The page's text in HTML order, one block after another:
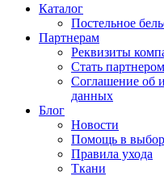
Каталог
Постельное
Партнерам
Реквизиты
Стать партнером
Соглашение об
данных
Блог
Новости
Помощь в
Правила ухода
Ткани